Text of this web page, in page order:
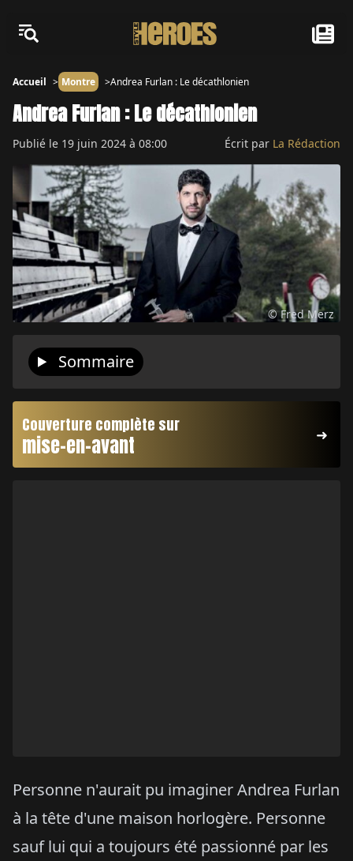
Accueil Montre Andrea Furlan : Le décathlonien
Andrea Furlan : Le décathlonien
Publié le 19 juin 2024 à 08:00 Écrit par La Rédaction
© Fred Merz
Sommaire
Couverture complète sur
mise-en-avant
Personne n'aurait pu imaginer Andrea Furlan
à la tête d'une maison horlogère. Personne
sauf lui qui a toujours été passionné par les